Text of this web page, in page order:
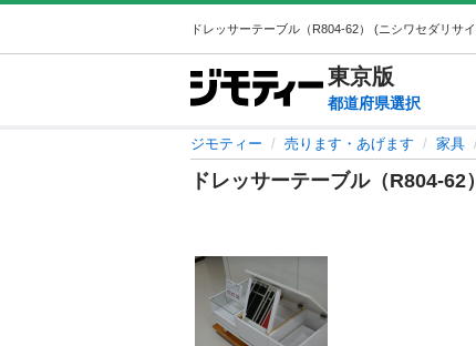
東京版
都道府県選択
ジモティー 売ります・あげます 家具
ドレッサーテーブル（R804-62）